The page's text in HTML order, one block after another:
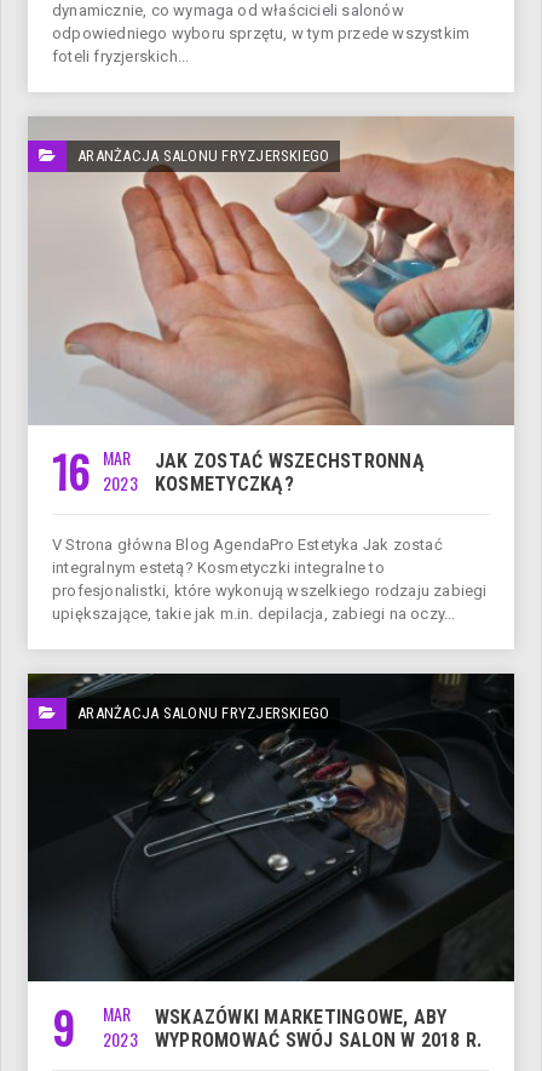
dynamicznie, co wymaga od właścicieli salonów
odpowiedniego wyboru sprzętu, w tym przede wszystkim
foteli fryzjerskich...
ARANŻACJA SALONU FRYZJERSKIEGO
16 MAR
2023
JAK ZOSTAĆ WSZECHSTRONNĄ
KOSMETYCZKĄ?
V Strona główna Blog AgendaPro Estetyka Jak zostać
integralnym estetą? Kosmetyczki integralne to
profesjonalistki, które wykonują wszelkiego rodzaju zabiegi
upiększające, takie jak m.in. depilacja, zabiegi na oczy...
ARANŻACJA SALONU FRYZJERSKIEGO
9
MAR
2023
WSKAZÓWKI MARKETINGOWE, ABY
WYPROMOWAĆ SWÓJ SALON W 2018 R.